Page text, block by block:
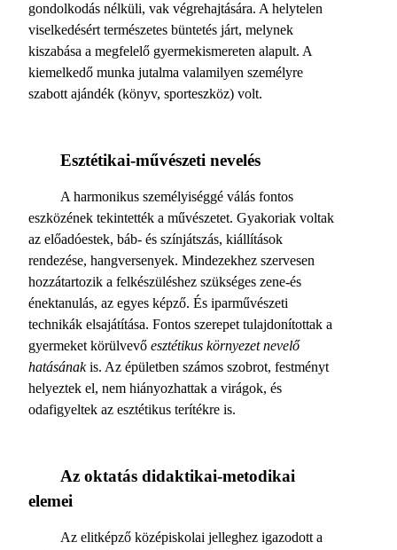
gondolkodás nélküli, vak végrehajtására. A helytelen
viselkedésért természetes büntetés járt, melynek
kiszabása a megfelelő gyermekismereten alapult. A
kiemelkedő munka jutalma valamilyen személyre
szabott ajándék (könyv, sporteszköz) volt.
Esztétikai-művészeti nevelés
A harmonikus személyiséggé válás fontos
eszközének tekintették a művészetet. Gyakoriak voltak
az előadóestek, báb- és színjátszás, kiállítások
rendezése, hangversenyek. Mindezekhez szervesen
hozzátartozik a felkészüléshez szükséges zene-és
énektanulás, az egyes képző. És iparművészeti
technikák elsajátítása. Fontos szerepet tulajdonítottak a
gyermeket körülvevő esztétikus környezet nevelő
hatásánakis. Az épületben számos szobrot, festményt
helyeztek el, nem hiányozhattak a virágok, és
odafigyeltek az esztétikus terítékre is.
Az oktatás didaktikai-metodikai
elemei
Az elitképző középiskolai jelleghez igazodott a